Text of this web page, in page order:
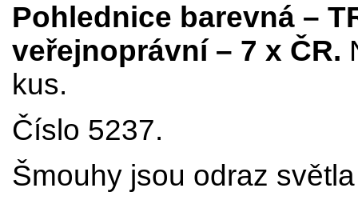
Pohlednice barevná –
veřejnoprávní – 7 x ČR.
kus.
Číslo 5237.
Šmouhy jsou odraz